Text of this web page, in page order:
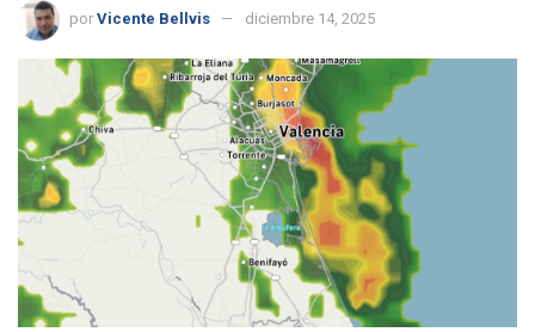
por Vicente Bellvis diciembre 14, 2025